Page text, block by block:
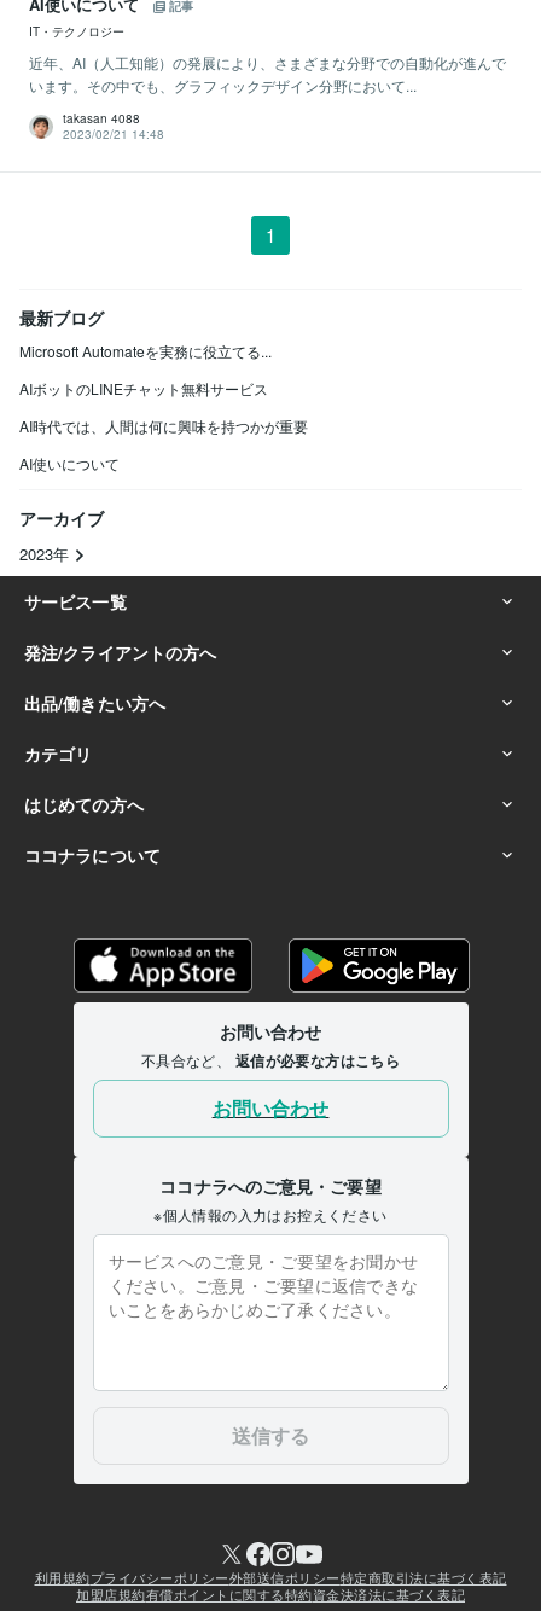
記事
IT・テクノロジー
近年、AI（人工知能）の発展により、さまざまな分野での自動化が進んで
います。その中でも、グラフィックデザイン分野において...
takasan 4088
2023/02/21 14:48
1
最新ブログ
Microsoft Automateを実務に役立てる...
AIボットのLINEチャット無料サービス
AI時代では、人間は何に興味を持つかが重要
AI使いについて
アーカイブ
2023年